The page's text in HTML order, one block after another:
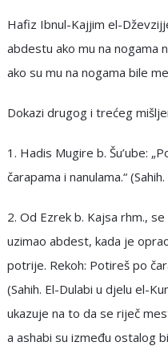
Hafiz Ibnul-Kajjim el-
abdestu ako mu na nogama
ako su mu na nogama bile
Dokazi drugog i trećeg
1. Hadis Mugire b. Šu’ube:
čarapama i nanulama.“
2. Od Ezrek b. Kajsa rhm.,
uzimao abdest, kada je
potrije. Rekoh: Potireš po
(Sahih. El-Dulabi u djelu el-
ukazuje na to da se riječ
a ashabi su između ostalog